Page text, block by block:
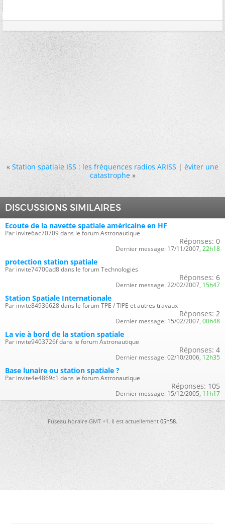
« Station spatiale ISS : les fréquences radios ARISS|éviter une
catastrophe »
DISCUSSIONS SIMILAIRES
Ecoute de la navette spatiale américaine en HF
Par invite6ac70709 dans le forum Astronautique
Réponses: 0
Dernier message: 17/11/2007, 22h18
protection station spatiale
Par invite74700ad8 dans le forum Technologies
Réponses: 6
Dernier message: 22/02/2007, 15h47
Station Spatiale Internationale
Par invite84936628 dans le forum TPE / TIPE et autres travaux
Réponses: 2
Dernier message: 15/02/2007, 00h48
La vie à bord de la station spatiale
Par invite9403726f dans le forum Astronautique
Réponses: 4
Dernier message: 02/10/2006, 12h35
Base lunaire ou station spatiale ?
Par invite4e4869c1 dans le forum Astronautique
Réponses: 105
Dernier message: 15/12/2005, 11h17
Fuseau horaire GMT +1. Il est actuellement05h58.